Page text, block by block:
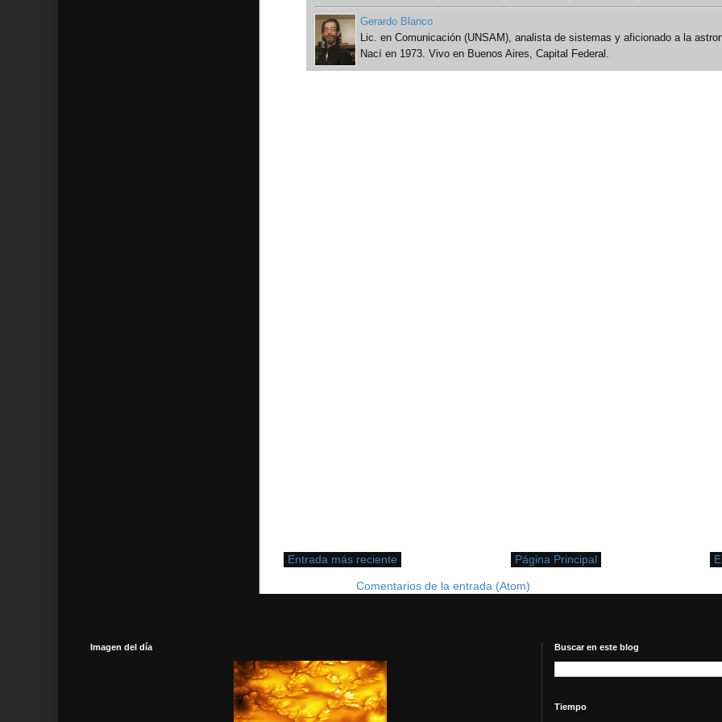
Gerardo Blanco
Lic. en Comunicación (UNSAM), analista de sistemas y aficionado a la
Nací en 1973. Vivo en Buenos Aires, Capital Federal.
Entrada más reciente Página Principal
Comentarios de la entrada (Atom)
Imagen del día Buscar en este blog
Tiempo